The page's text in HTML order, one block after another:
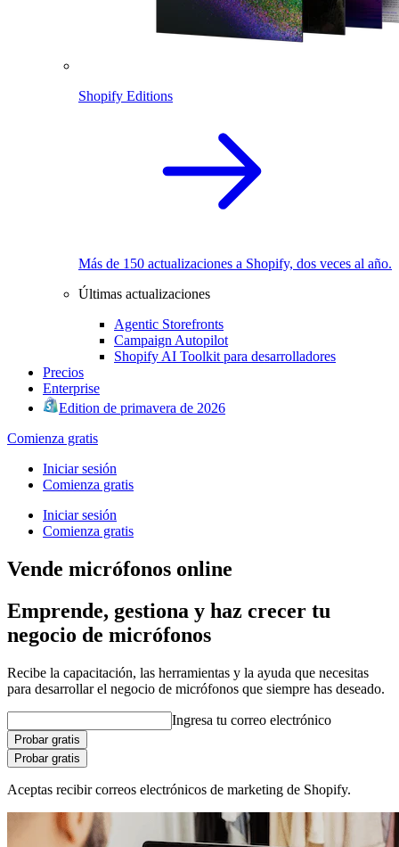
Shopify Editions
Más de 150 actualizaciones a Shopify, dos veces al año.
Últimas actualizaciones
Agentic Storefronts
Campaign Autopilot
Shopify AI Toolkit para desarrolladores
Precios
Enterprise
Edition de primavera de 2026
Comienza gratis
Iniciar sesión
Comienza gratis
Iniciar sesión
Comienza gratis
Vende micrófonos online
Emprende, gestiona y haz crecer tu
negocio de micrófonos
Recibe la capacitación, las herramientas y la ayuda que necesitas
para desarrollar el negocio de micrófonos que siempre has deseado.
Ingresa tu correo electrónico
Probar gratis
Probar gratis
Aceptas recibir correos electrónicos de marketing de Shopify.